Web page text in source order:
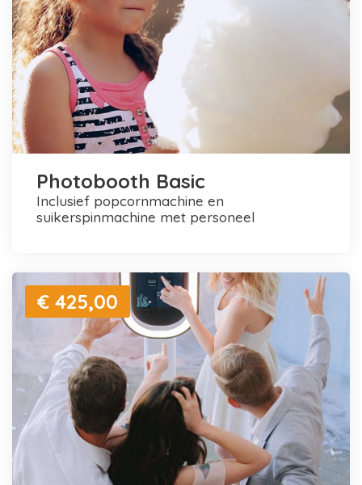
Photobooth Basic
inclusief popcornmachine en
suikerspinmachine met personeel
€ 425,00